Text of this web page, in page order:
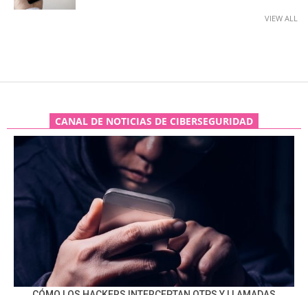
VIEW ALL
CANAL DE NOTICIAS DE CIBERSEGURIDAD